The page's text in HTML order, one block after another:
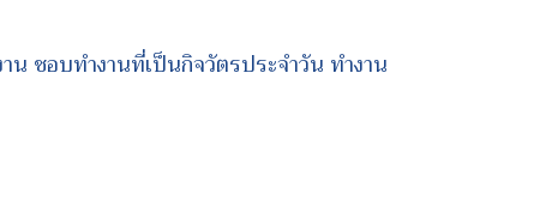
น ชอบทำงานที่เป็นกิจวัตรประจำวัน ทำงาน